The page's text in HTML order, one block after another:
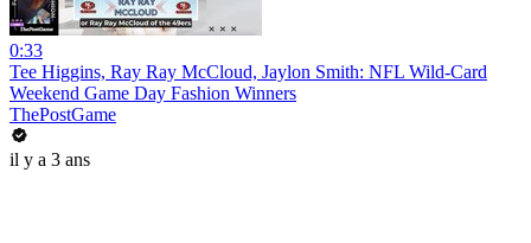
0:33
Tee Higgins, Ray Ray McCloud, Jaylon Smith: NFL Wild-Card
Weekend Game Day Fashion Winners
ThePostGame
il y a 3 ans